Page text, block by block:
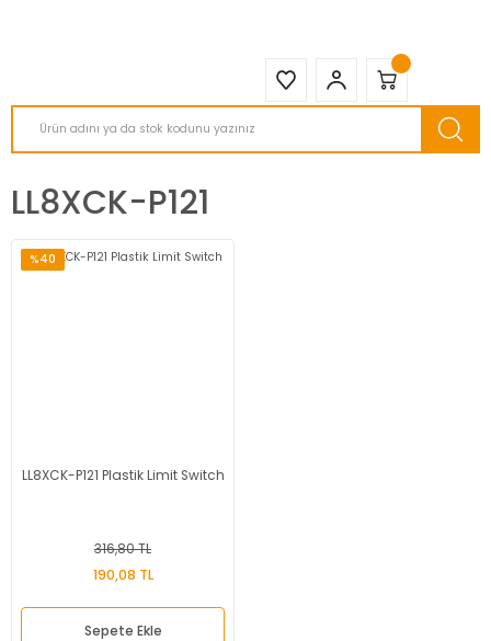
LL8XCK-P121
%40
LL8XCK-P121 Plastik Limit Switch
316,80 TL
190,08 TL
Sepete Ekle